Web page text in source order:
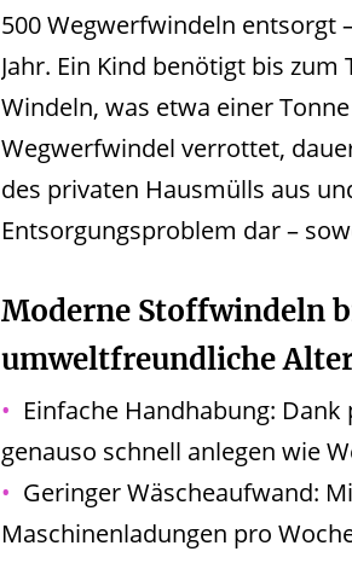
500 Wegwerfwindeln entsorgt
Jahr. Ein Kind benötigt bis
Windeln, was etwa einer
Wegwerfwindel verrottet,
des privaten Hausmülls aus
Entsorgungsproblem dar –
Moderne Stoffwindeln
umweltfreundliche
Einfache Handhabung:
genauso schnell anlegen wie
Geringer Wäscheaufwand:
Maschinenladungen pro